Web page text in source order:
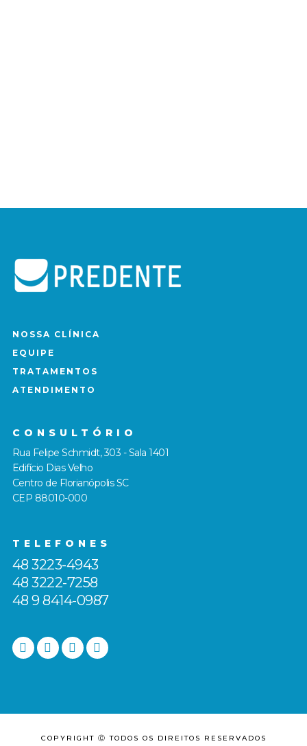
NOSSA CLÍNICA
EQUIPE
TRATAMENTOS
ATENDIMENTO
CONSULTÓRIO
Rua Felipe Schmidt, 303 - Sala 1401
Edifício Dias Velho
Centro de Florianópolis SC
CEP 88010-000
TELEFONES
48 3223-4943
48 3222-7258
48 9 8414-0987
COPYRIGHT Ⓒ TODOS OS DIREITOS RESERVADOS